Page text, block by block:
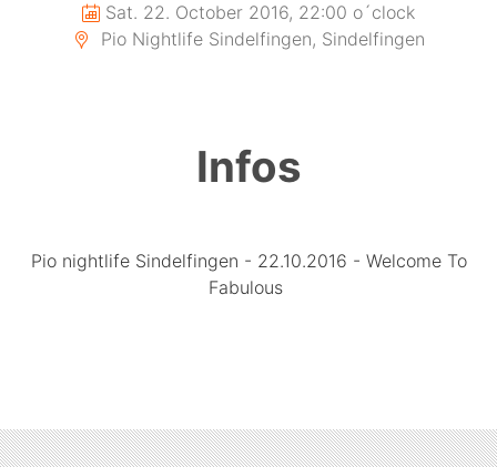
Sat. 22. October 2016, 22:00 o´clock
Pio Nightlife Sindelfingen, Sindelfingen
Infos
Pio nightlife Sindelfingen - 22.10.2016 - Welcome To
Fabulous